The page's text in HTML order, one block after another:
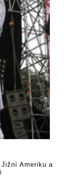
Jižní Ameriku a